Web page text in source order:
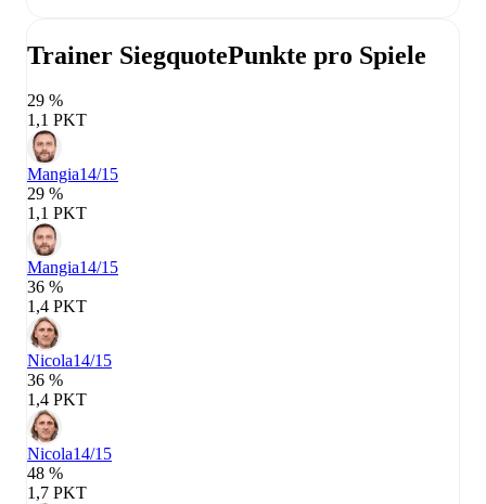
Trainer SiegquotePunkte pro Spiele
29 %
1,1 PKT
Mangia14/15
29 %
1,1 PKT
Mangia14/15
36 %
1,4 PKT
Nicola14/15
36 %
1,4 PKT
Nicola14/15
48 %
1,7 PKT